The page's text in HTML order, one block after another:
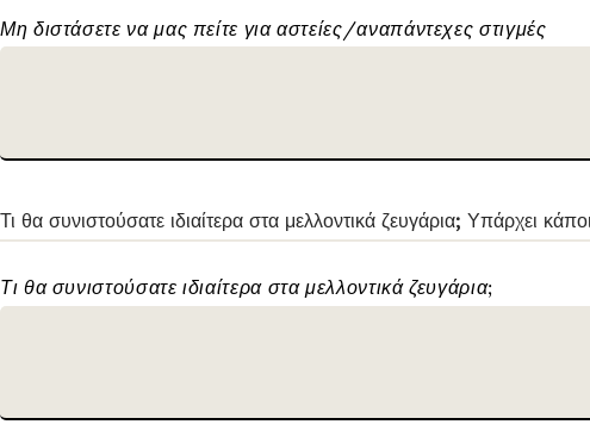
Μη διστάσετε να μας πείτε για αστείες/αναπάντεχες στιγμές
Τι θα συνιστούσατε ιδιαίτερα στα μελλοντικά ζευγάρια; Υπάρχει
Τι θα συνιστούσατε ιδιαίτερα στα μελλοντικά ζευγάρια;